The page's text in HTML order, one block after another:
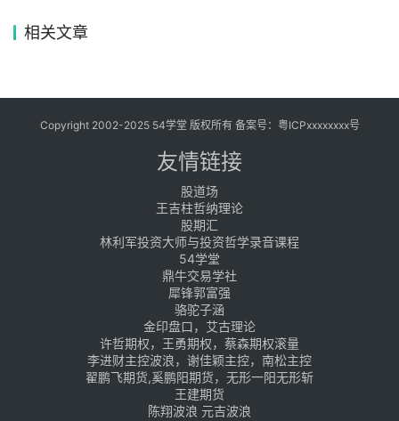
相关文章
Copyright 2002-2025 54学堂 版权所有 备案号： 粤ICPxxxxxxxx号
友情链接
股道场
王吉柱哲纳理论
股期汇
林利军投资大师与投资哲学录音课程
54学堂
鼎牛交易学社
犀锋郭富强
骆驼子涵
金印盘口，艾古理论
许哲期权，王勇期权，蔡森期权滚量
李进财主控波浪，谢佳颖主控，南松主控
翟鹏飞期货,奚鹏阳期货，无形一阳无形斩
王建期货
陈翔波浪 元吉波浪